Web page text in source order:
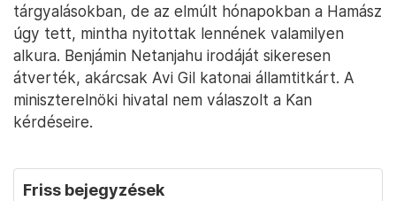
tárgyalásokban, de az elmúlt hónapokban a Hamász
úgy tett, mintha nyitottak lennének valamilyen
alkura. Benjámin Netanjahu irodáját sikeresen
átverték, akárcsak Avi Gil katonai államtitkárt. A
miniszterelnöki hivatal nem válaszolt a Kan
kérdéseire.
Friss bejegyzések